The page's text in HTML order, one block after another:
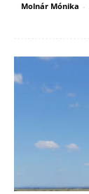
Molnár Mónika -